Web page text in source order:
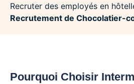
Recruter des employés en
Recrutement de Chocolatier-
Pourquoi Choisir